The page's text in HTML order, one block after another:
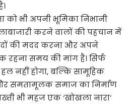
भी अपनी भूमिका निभानी
करने वालों की पहचान में
की मदद करना और अपने
रहना समय की मांग है। सिर्फ
नहीं होगा, बल्कि सामूहिक
समतामूलक समाज का निर्माण
भी महज एक ‘खोखला नारा’